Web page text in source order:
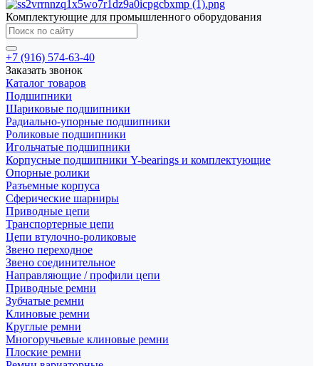
Комплектующие для промышленного оборудования
+7 (916) 574-63-40
Заказать звонок
Каталог товаров
Подшипники
Шариковые подшипники
Радиально-упорные подшипники
Роликовые подшипники
Игольчатые подшипники
Корпусные подшипники Y-bearings и комплектующие
Опорные ролики
Разъемные корпуса
Сферические шарниры
Приводные цепи
Транспортерные цепи
Цепи втулочно-роликовые
Звено переходное
Звено соединительное
Направляющие / профили цепи
Приводные ремни
Зубчатые ремни
Клиновые ремни
Круглые ремни
Многоручьевые клиновые ремни
Плоские ремни